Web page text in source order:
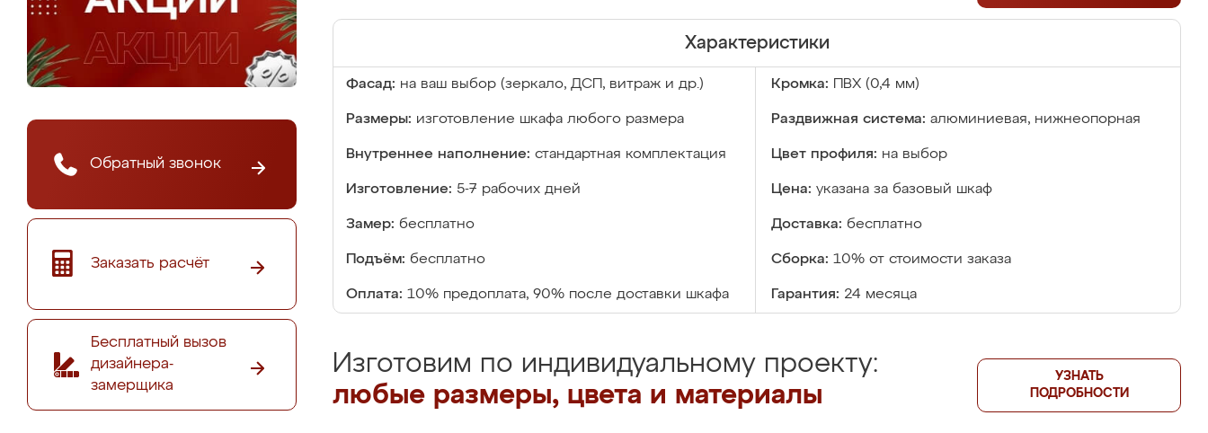
Обратный звонок
Заказать расчёт
Бесплатный вызов
дизайнера-
замерщика
Характеристики
Фасад: на ваш выбор (зеркало, ДСП, витраж и др.) Кромка: ПВХ (0,4 мм)
Размеры: изготовление шкафа любого размера Раздвижная система: алюминиевая, нижнеопорная
Внутреннее наполнение: стандартная комплектация Цвет профиля: на выбор
Изготовление: 5-7 рабочих дней Цена: указана за базовый шкаф
Замер: бесплатно Доставка: бесплатно
Подъём: бесплатно Сборка: 10% от стоимости заказа
Оплата: 10% предоплата, 90% после доставки шкафа Гарантия: 24 месяца
Изготовим по индивидуальному проекту:
любые размеры, цвета и материалы
УЗНАТЬ
ПОДРОБНОСТИ